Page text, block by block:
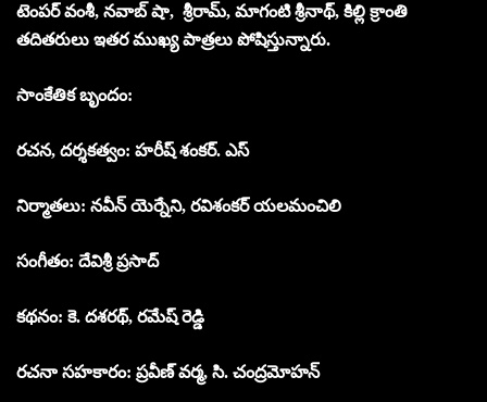
టెంపర్ వంశీ, నవాబ్ షా, శ్రీరామ్, మాగంటి శ్రీనాథ్, కిల్లి క్రాంతి
తదితరులు ఇతర ముఖ్య పాత్రలు పోషిస్తున్నారు.
సాంకేతిక బృందం:
రచన, దర్శకత్వం: హరీష్ శంకర్. ఎస్
నిర్మాతలు: నవీన్ యెర్నేని, రవిశంకర్ యలమంచిలి
సంగీతం: దేవిశ్రీ ప్రసాద్
కథనం: కె. దశరథ్, రమేష్ రెడ్డి
రచనా సహకారం: ప్రవీణ్ వర్మ, సి. చంద్రమోహన్